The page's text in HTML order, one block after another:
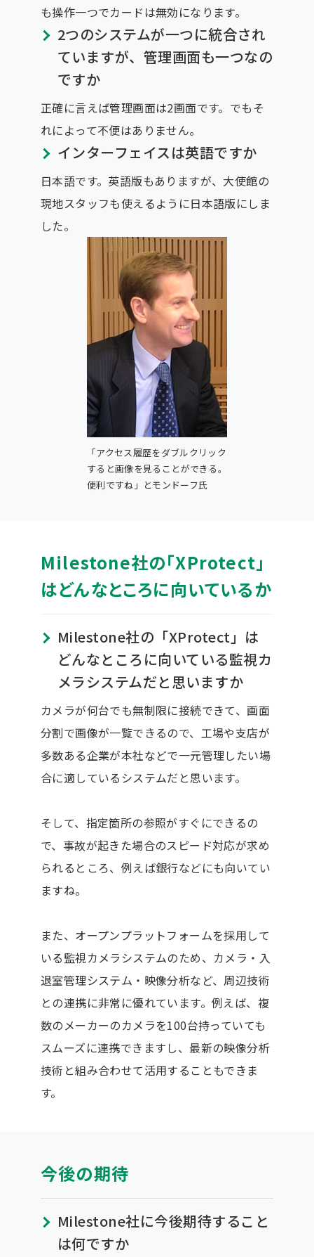
も操作一つでカードは無効になります。
2つのシステムが一つに統合され
ていますが、管理画面も一つなの
ですか
正確に言えば管理画面は2画面です。でもそ
れによって不便はありません。
インターフェイスは英語ですか
日本語です。英語版もありますが、大使館の
現地スタッフも使えるように日本語版にしま
した。
「アクセス履歴をダブルクリック
すると画像を見ることができる。
便利ですね」とモンドーフ氏
Milestone社の「XProtect」
はどんなところに向いているか
Milestone社の「XProtect」は
どんなところに向いている監視カ
メラシステムだと思いますか
カメラが何台でも無制限に接続できて、画面
分割で画像が一覧できるので、工場や支店が
多数ある企業が本社などで一元管理したい場
合に適しているシステムだと思います。
そして、指定箇所の参照がすぐにできるの
で、事故が起きた場合のスピード対応が求め
られるところ、例えば銀行などにも向いてい
ますね。
また、オープンプラットフォームを採用して
いる監視カメラシステムのため、カメラ・入
退室管理システム・映像分析など、周辺技術
との連携に非常に優れています。例えば、複
数のメーカーのカメラを100台持っていても
スムーズに連携できますし、最新の映像分析
技術と組み合わせて活用することもできま
す。
今後の期待
Milestone社に今後期待すること
は何ですか